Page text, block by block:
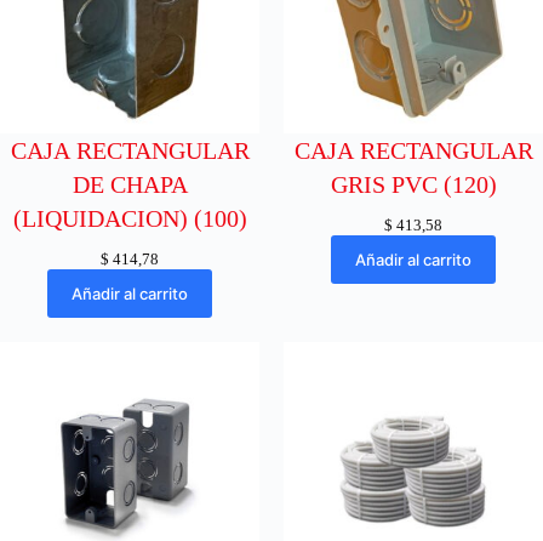
CAJA RECTANGULAR
DE CHAPA
(LIQUIDACION) (100)
$ 414,78
Añadir al carrito
CAJA RECTANGULAR
GRIS PVC (120)
$ 413,58
Añadir al carrito